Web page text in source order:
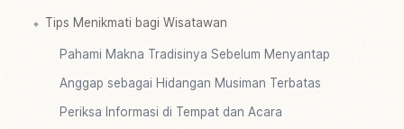
Tips Menikmati bagi Wisatawan
Pahami Makna Tradisinya Sebelum Menyantap
Anggap sebagai Hidangan Musiman Terbatas
Periksa Informasi di Tempat dan Acara